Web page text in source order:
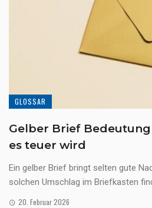
GLOSSAR
Gelber Brief
es teuer wird
Ein gelber Brief bringt selten gute
solchen Umschlag im Briefkasten
20. Februar 2026